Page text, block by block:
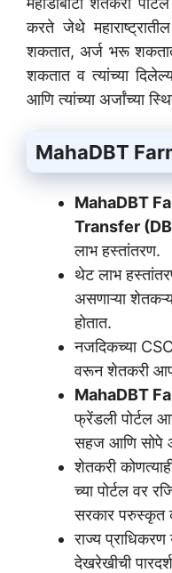
करते जेथे
शकतात, अर्ज भरू
शकतात व त्यांच्या
आणि त्यांच्या अर्जांच्या
MahaDBT
MahaDBT
Transfer
लाभ हस्तांतरण.
थेट लाभ
असणाऱ्या
होतात.
नजदिकच्या CSC
वरून शेतकरी
MahaDBT
फ्रेंडली पोर्टल
सहज आणि सोपे
शेतकरी
च्या पोर्टल वर
सरकार परुस्कृत
राज्य प्राधिकरण
देखरेखीची